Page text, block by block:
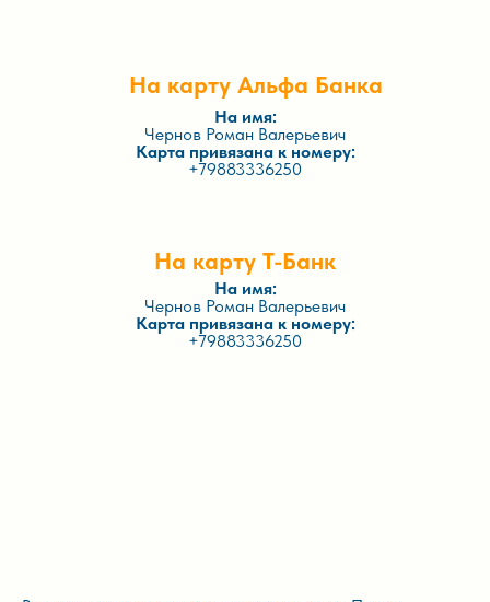
На карту Альфа Банка
На карту Т-Банк
На имя:
Чернов Роман Валерьевич
Карта привязана к номеру:
+79883336250
На имя:
Чернов Роман Валерьевич
Карта привязана к номеру:
+79883336250